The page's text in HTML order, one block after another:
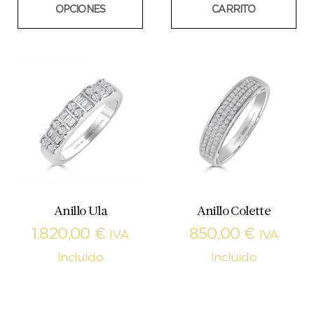
OPCIONES CARRITO
Anillo Ula
1.820,00 €
IVA
Incluido
Anillo Colette
850,00 €
IVA
Incluido